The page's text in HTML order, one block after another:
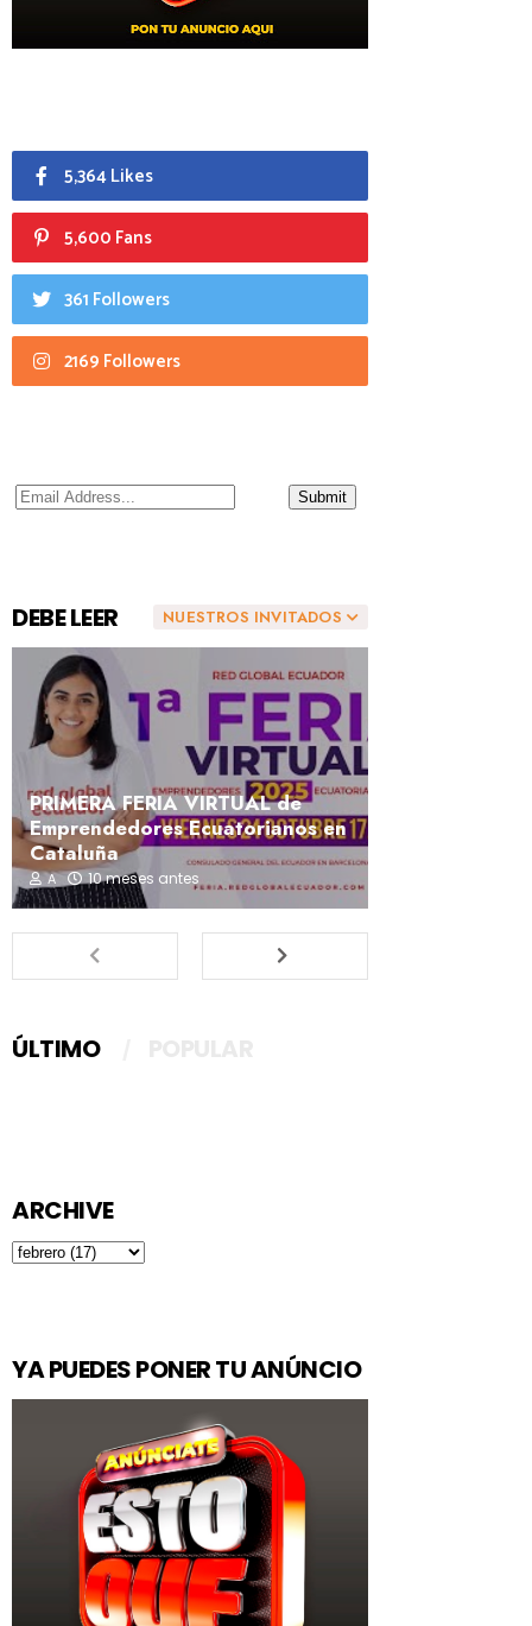
5,364 Likes
5,600 Fans
361 Followers
2169 Followers
NUESTROS INVITADOS
DEBE LEER
PRIMERA FERIA VIRTUAL de
Emprendedores Ecuatorianos en
Cataluña
A 10 meses antes
ÚLTIMO
ARCHIVE
YA PUEDES PONER TU ANÚNCIO